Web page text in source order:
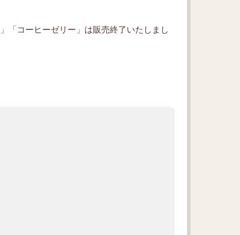
「コーヒーゼリー」は販売終了いたしまし